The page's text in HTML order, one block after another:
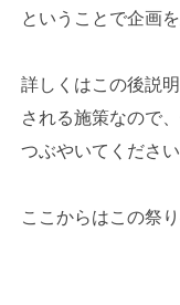
ということで企画
詳しくはこの後説
される施策なので
つぶやいてください
ここからはこの祭